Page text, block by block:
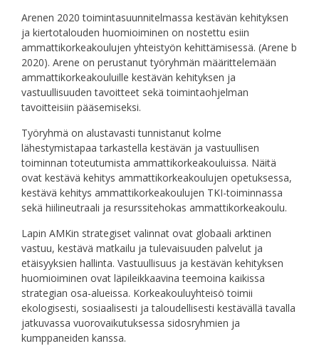
Arenen 2020 toimintasuunnitelmassa kestävän kehityksen
ja kiertotalouden huomioiminen on nostettu esiin
ammattikorkeakoulujen yhteistyön kehittämisessä. (Arene b
2020). Arene on perustanut työryhmän määrittelemään
ammattikorkeakouluille kestävän kehityksen ja
vastuullisuuden tavoitteet sekä toimintaohjelman
tavoitteisiin pääsemiseksi.
Työryhmä on alustavasti tunnistanut kolme
lähestymistapaa tarkastella kestävän ja vastuullisen
toiminnan toteutumista ammattikorkeakouluissa. Näitä
ovat kestävä kehitys ammattikorkeakoulujen opetuksessa,
kestävä kehitys ammattikorkeakoulujen TKI-toiminnassa
sekä hiilineutraali ja resurssitehokas ammattikorkeakoulu.
Lapin AMKin strategiset valinnat ovat globaali arktinen
vastuu, kestävä matkailu ja tulevaisuuden palvelut ja
etäisyyksien hallinta. Vastuullisuus ja kestävän kehityksen
huomioiminen ovat läpileikkaavina teemoina kaikissa
strategian osa-alueissa. Korkeakouluyhteisö toimii
ekologisesti, sosiaalisesti ja taloudellisesti kestävällä tavalla
jatkuvassa vuorovaikutuksessa sidosryhmien ja
kumppaneiden kanssa.